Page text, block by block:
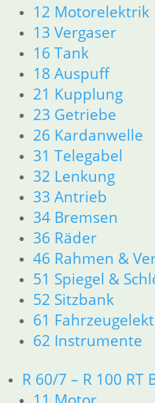
12 Motorelektrik
13 Vergaser
16 Tank
18 Auspuff
21 Kupplung
23 Getriebe
26 Kardanwelle
31 Telegabel
32 Lenkung
33 Antrieb
34 Bremsen
36 Räder
46 Rahmen &
51 Spiegel &
52 Sitzbank
61
62 Instrumente
R 60/7 – R 100 RT
12 Motorelektrik
13 Vergaser
16 Tank
18 Auspuff
21 Kupplung
23 Getriebe
31 Telegabel
32 Lenkung
33 Antrieb
34 Bremsen
36 Räder
46 Rahmen
51 Spiegel & Schlösser
61 Fahrzeugelektrik
62 Instrumente
63 Scheinwerfer
R26 & R27
11 Motor
Dichtungen
12 Motorelektrik
13 Vergaser